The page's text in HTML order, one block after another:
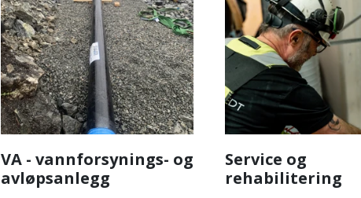
VA - vannforsynings- og
avløpsanlegg
Service og
rehabilitering